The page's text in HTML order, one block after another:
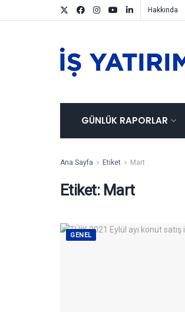
Hakkında
GÜNLÜK RAPORLAR
Ana Sayfa Etiket Mart
Etiket: Mart
GENEL